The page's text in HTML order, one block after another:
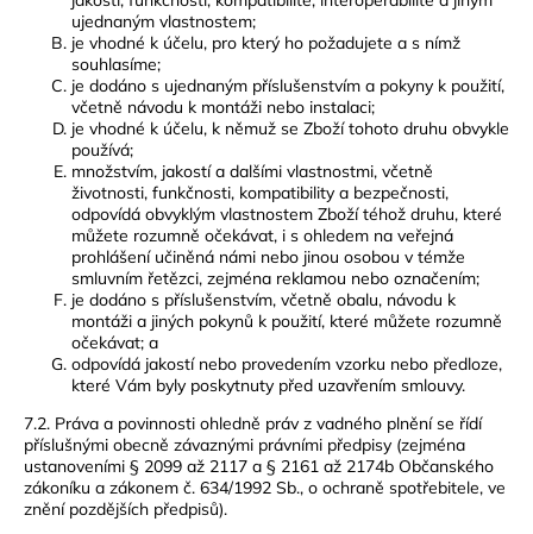
ujednaným vlastnostem;
je vhodné k účelu, pro který ho požadujete a s nímž
souhlasíme;
je dodáno s ujednaným příslušenstvím a pokyny k použití,
včetně návodu k montáži nebo instalaci;
je vhodné k účelu, k němuž se Zboží tohoto druhu obvykle
používá;
množstvím, jakostí a dalšími vlastnostmi, včetně
životnosti, funkčnosti, kompatibility a bezpečnosti,
odpovídá obvyklým vlastnostem Zboží téhož druhu, které
můžete rozumně očekávat, i s ohledem na veřejná
prohlášení učiněná námi nebo jinou osobou v témže
smluvním řetězci, zejména reklamou nebo označením;
je dodáno s příslušenstvím, včetně obalu, návodu k
montáži a jiných pokynů k použití, které můžete rozumně
očekávat; a
odpovídá jakostí nebo provedením vzorku nebo předloze,
které Vám byly poskytnuty před uzavřením smlouvy.
7.2. Práva a povinnosti ohledně práv z vadného plnění se řídí
příslušnými obecně závaznými právními předpisy (zejména
ustanoveními § 2099 až 2117 a § 2161 až 2174b Občanského
zákoníku a zákonem č. 634/1992 Sb., o ochraně spotřebitele, ve
znění pozdějších předpisů).